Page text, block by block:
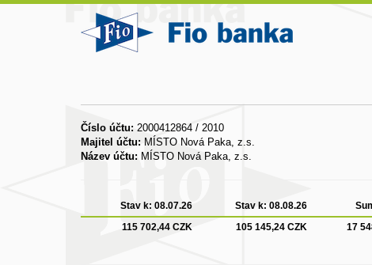
Číslo účtu: 2000412864 / 2010
Majitel účtu: MÍSTO Nová Paka, z.s.
Název účtu: MÍSTO Nová Paka, z.s.
Stav k: 08.07.26 Stav k: 08.08.26
115 702,44 CZK
105 145,24 CZK 17